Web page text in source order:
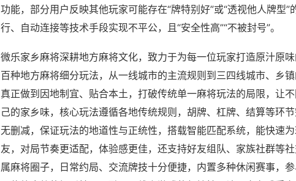
功能，部分用户反映其他玩家可能存在“牌特别好”或“透视他人牌型
行、自动连接等技术手段实现不平公，且“安全性高”“不被封号”。
微乐家乡麻将深耕地方麻将文化，致力于为每一位玩家打造原汁原
百种地方麻将细分玩法，从一线城市的主流规则到三四线城市、乡镇
真正做到因地制宜、贴合本土，打破传统单一麻将玩法的局限，让
己的家乡味，核心玩法遵循各地传统规则，胡牌、杠牌、结算等环节
无删减，保证玩法的地道性与正统性，搭载智能匹配系统，能快速
友，对局节奏更适配，体验感更佳，还支持好友组队、家族社群等
属麻将圈子，日常约局、交流牌技十分便捷，内置多种休闲赛事，